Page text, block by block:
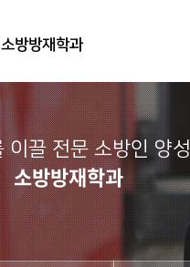
소방방재학과
이끌 전문 소방인 양성
소방방재학과